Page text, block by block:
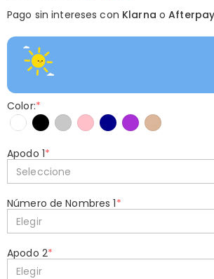
Pago sin intereses con Klarna oAfterpay
Color:*
Apodo 1*
Seleccione
Número de Nombres 1*
Elegir
Apodo 2*
Elegir